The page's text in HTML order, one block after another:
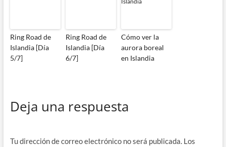
Ring Road de
Islandia [Día
5/7]
Ring Road de
Islandia [Día
6/7]
Cómo ver la
aurora boreal
en Islandia
Deja una respuesta
Tu dirección de correo electrónico no será publicada. Los